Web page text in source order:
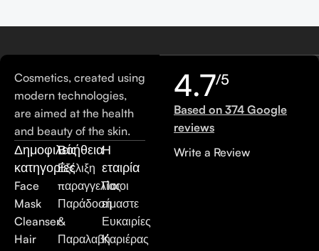
Cosmetics, created using
modern technologies,
are aimed at the health
and beauty of the skin.
Δημοφιλείς
κατηγορίες
Face
Mask
Cleanser
Hair
Βοήθεια
Εξέλιξη
παραγγελίας
Παράδοση
&
Παραλαβή
Η
εταιρία
Ποιοι
είμαστε
Ευκαιρίες
Καριέρας
4.7/5
Based on 374 Google
reviews
Write a Review